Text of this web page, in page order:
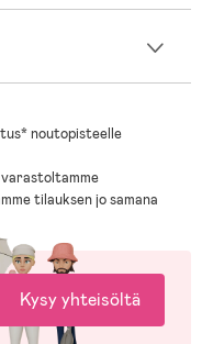
noutopisteelle
tilauksen jo samana
Kysy yhteisöltä